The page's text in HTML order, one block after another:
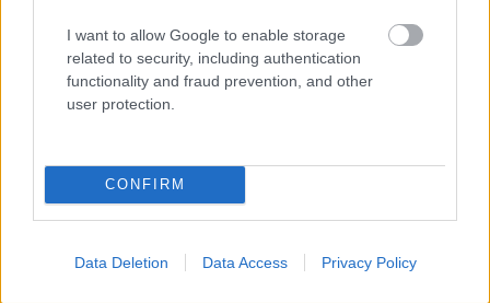
I want to allow Google to enable storage
related to security, including authentication
functionality and fraud prevention, and other
user protection.
CONFIRM
Data Deletion Data Access Privacy Policy
És ezeket kiszámoltad már?